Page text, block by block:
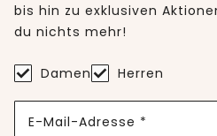
bis hin zu exklusiven
du nichts mehr!
Damen Herren
E-Mail-Adresse *